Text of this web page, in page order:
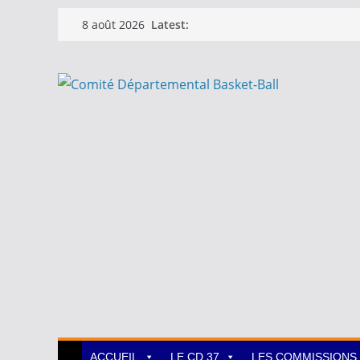
Passer8 août 2026 Latest:
ACCUEIL LE CD 37 LES COMMISSIONS